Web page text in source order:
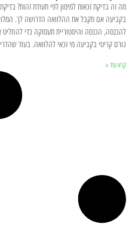
מה זה בדיקת זכאות למימון לפי תעודת זהות?
בקביעה אם תקבל את ההלוואה הדרושה לך.
להכנסה, הכנסה והיסטוריית תעסוקה כדי
גורם קריטי בקביעה מי זכאי להלוואה. בעוד
קרא עוד »